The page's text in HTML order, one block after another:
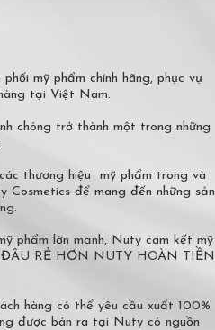
mỹ phẩm chính hãng, phục vụ
tại Việt Nam.
chóng trở thành một trong những
thương hiệu mỹ phẩm trong và
để mang đến những sản
phẩm lớn mạnh, Nuty cam kết mỹ
ĐÂU RẺ HƠN NUTY HOÀN TIỀN
hàng có thể yêu cầu xuất 100%
được bán ra tại Nuty có nguồn